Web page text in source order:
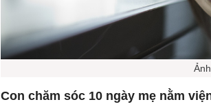
Con chăm sóc 10 ngày mẹ nằm